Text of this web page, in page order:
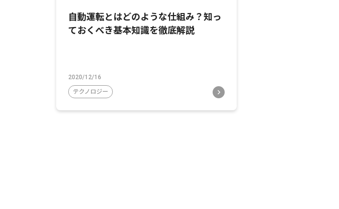
自動運転とはどのような仕組み？知っ
ておくべき基本知識を徹底解説
2020/12/16
テクノロジー